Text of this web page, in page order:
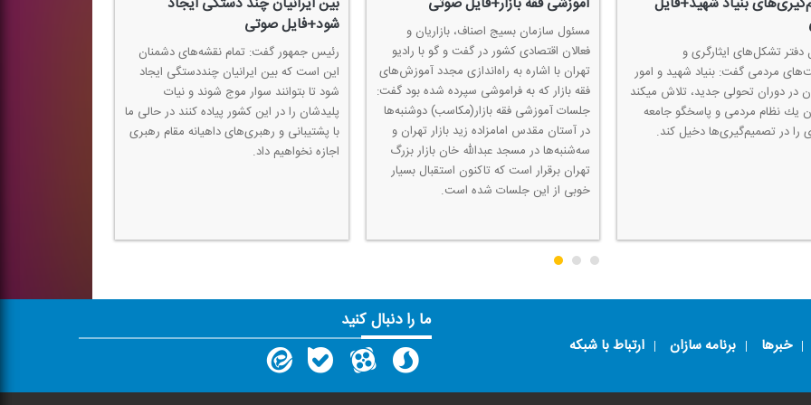
دفتر تشكل‌های ایثارگری و
مردمی گفت: بنیاد شهید و امور
ایثارگران در دوران تحولی جدید، تلاش می‎كند
یك نظام مردمی و پاسخگو جامعه
را در تصمیم‌گیری‌ها دخیل كند.
مسئول سازمان بسیج اصناف، بازاریان و
فعالان اقتصادی كشور در گفت و گو با رادیو
تهران با اشاره به راه‌اندازی مجدد آموزش‌های
فقه بازار كه به فراموشی سپرده شده بود گفت:
جلسات آموزشی فقه بازار(مكاسب) دوشنبه‌ها
در آستان مقدس امامزاده زید بازار تهران و
سه‌شنبه‌ها در مسجد عبدالله خان بازار بزرگ
تهران برقرار است كه تاكنون استقبال بسیار
خوبی از این جلسات شده است.
شود+فایل صوتی
رئیس جمهور گفت: تمام نقشه‌های دشمنان
این است كه بین ایرانیان چنددستگی ایجاد
شود تا بتوانند سوار موج شوند و نیات
پلیدشان را در این كشور پیاده كنند در حالی ما
با پشتیبانی و رهبری‌های داهیانه مقام رهبری
اجازه نخواهیم داد.
خبرها برنامه سازان ارتباط با شبکه
ما را دنبال کنید